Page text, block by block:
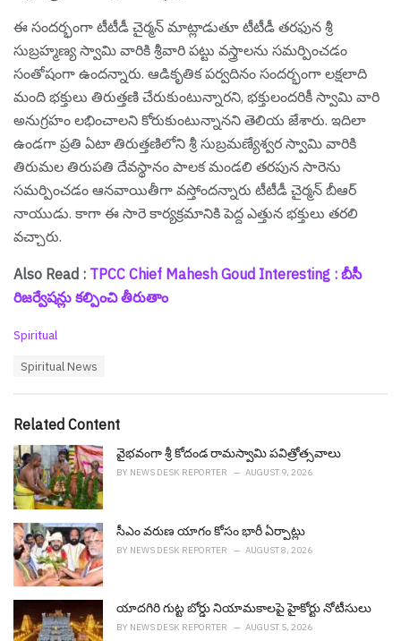
ఈ సందర్భంగా టీటీడీ చైర్మన్ మాట్లాడుతూ టీటీడీ తరఫున శ్రీ
సుబ్రహ్మణ్య స్వామి వారికి శ్రీవారి పట్టు వస్త్రాలను సమర్పించడం
సంతోషంగా ఉందన్నారు. ఆడికృతిక పర్వదినం సందర్భంగా లక్షలాది
మంది భక్తులు తిరుత్తణి చేరుకుంటున్నారని, భక్తులందరికీ స్వామి వారి
అనుగ్రహం లభించాలని కోరుకుంటున్నానని తెలియ జేశారు. ఇదిలా
ఉండ‌గా ప్ర‌తి ఏటా తిరుత్త‌ణిలోని శ్రీ సుబ్ర‌మ‌ణ్యేశ్వ‌ర స్వామి వారికి
తిరుమ‌ల తిరుప‌తి దేవ‌స్థానం పాల‌క మండ‌లి త‌ర‌పున సారెను
స‌మ‌ర్పించ‌డం ఆన‌వాయితీగా వ‌స్తోంద‌న్నారు టీటీడీ చైర్మ‌న్ బీఆర్
నాయుడు. కాగా ఈ సారె కార్య‌క్ర‌మానికి పెద్ద ఎత్తున భ‌క్తులు త‌ర‌లి
వ‌చ్చారు.
Also Read : TPCC Chief Mahesh Goud Interesting : బీసీ
రిజ‌ర్వేష‌న్లు క‌ల్పించి తీరుతాం
C
o
r
i
e
s
:
Spiritual
:
Spiritual News
Related Content
వైభవంగా శ్రీ కోదండ రామస్వామి పవిత్రోత్సవాలు
BY NEWS DESK REPORTER AUGUST 9, 2026
సీఎం వ‌రుణ యాగం కోసం భారీ ఏర్పాట్లు
BY NEWS DESK REPORTER AUGUST 8, 2026
యాదగిరి గుట్ట బోర్డు నియామ‌కాల‌పై హైకోర్టు నోటీసులు
BY NEWS DESK REPORTER AUGUST 5, 2026